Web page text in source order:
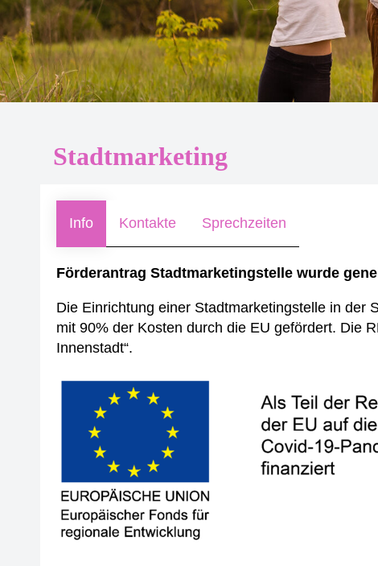
Stadtmarketing
Info Kontakte Sprechzeiten
Förderantrag Stadtmarketingstelle wurde
Die Einrichtung einer Stadtmarketingstelle in der
mit 90% der Kosten durch die EU gefördert. Die
Innenstadt“.